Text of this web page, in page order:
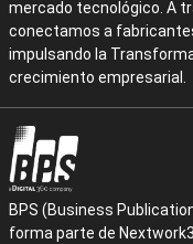
mercado tecnológico. A
conectamos a
impulsando la
crecimiento empresarial.
BPS (Business
forma parte de